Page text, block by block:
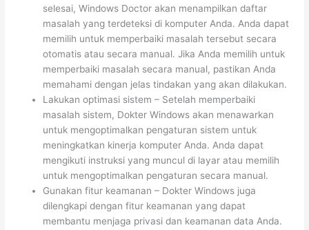
selesai, Windows Doctor akan menampilkan daftar
masalah yang terdeteksi di komputer Anda. Anda dapat
memilih untuk memperbaiki masalah tersebut secara
otomatis atau secara manual. Jika Anda memilih untuk
memperbaiki masalah secara manual, pastikan Anda
memahami dengan jelas tindakan yang akan dilakukan.
Lakukan optimasi sistem – Setelah memperbaiki
masalah sistem, Dokter Windows akan menawarkan
untuk mengoptimalkan pengaturan sistem untuk
meningkatkan kinerja komputer Anda. Anda dapat
mengikuti instruksi yang muncul di layar atau memilih
untuk mengoptimalkan pengaturan secara manual.
Gunakan fitur keamanan – Dokter Windows juga
dilengkapi dengan fitur keamanan yang dapat
membantu menjaga privasi dan keamanan data Anda.